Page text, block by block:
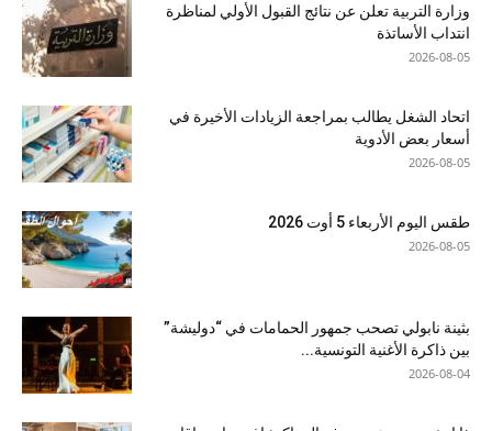
وزارة التربية تعلن عن نتائج القبول الأولي لمناظرة
انتداب الأساتذة
2026-08-05
اتحاد الشغل يطالب بمراجعة الزيادات الأخيرة في
أسعار بعض الأدوية
2026-08-05
طقس اليوم الأربعاء 5 أوت 2026
2026-08-05
بثينة نابولي تصحب جمهور الحمامات في “دوليشة”
بين ذاكرة الأغنية التونسية...
2026-08-04